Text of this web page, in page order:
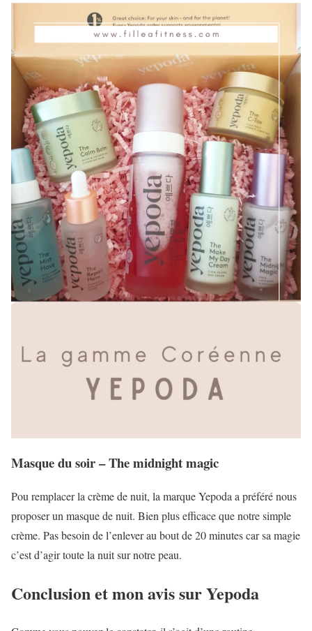
Masque du soir – The midnight magic
Pou remplacer la crème de nuit, la marque Yepoda a préféré nous
proposer un masque de nuit. Bien plus efficace que notre simple
crème. Pas besoin de l’enlever au bout de 20 minutes car sa magie
c’est d’agir toute la nuit sur notre peau.
Conclusion et mon avis sur Yepoda